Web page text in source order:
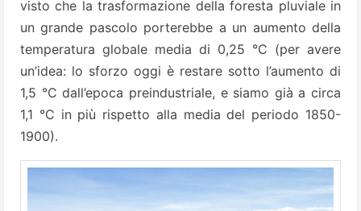
visto che la trasformazione della foresta pluviale in
un grande pascolo porterebbe a un aumento della
temperatura globale media di 0,25 °C (per avere
un’idea: lo sforzo oggi è restare sotto l’aumento di
1,5 °C dall’epoca preindustriale, e siamo già a circa
1,1 °C in più rispetto alla media del periodo 1850-
1900).